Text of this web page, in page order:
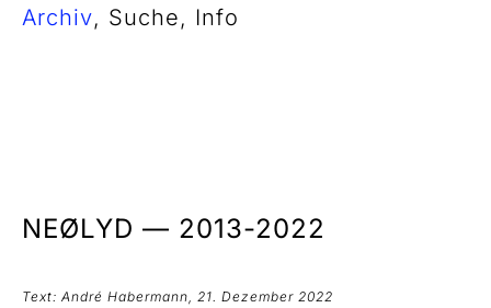
Archiv Suche Info
NEØLYD — 2013-2022
Text: André Habermann, 21. Dezember 2022